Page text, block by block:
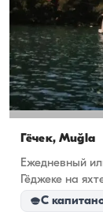
Гёчек, Muğla
Ежедневный
Гёджеке на
С